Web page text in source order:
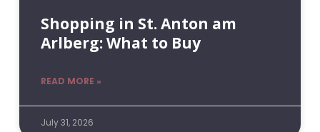
Shopping in St. Anton am
Arlberg: What to Buy
READ MORE »
July 31, 2026